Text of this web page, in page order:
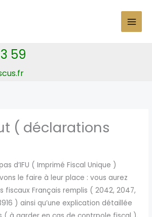
59
( déclarations
d’IFU ( Imprimé Fiscal Unique )
le faire à leur place : vous aurez
fiscaux Français remplis ( 2042, 2047,
) ainsi qu’une explication détaillée